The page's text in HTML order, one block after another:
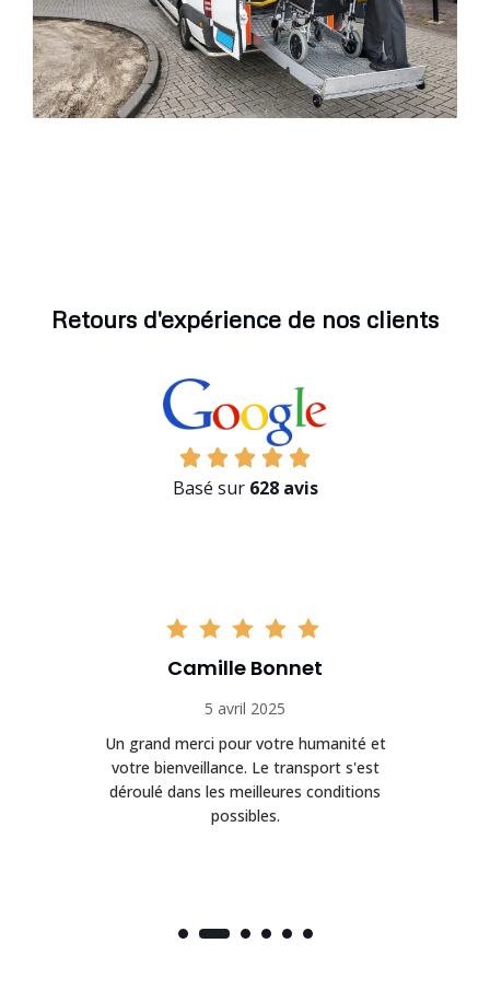
Retours d'expérience de nos clients
Basé sur 628 avis
Hugo Richard
12 avril 2025
Service de qualité supérieure avec des
professionnels qui savent rassurer.
Ponctualité impeccable et véhicule très
propre.